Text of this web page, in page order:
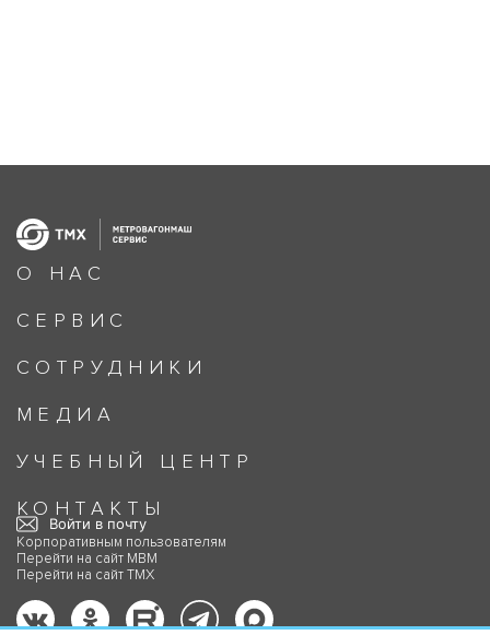
О НАС
СЕРВИС
СОТРУДНИКИ
МЕДИА
УЧЕБНЫЙ ЦЕНТР
КОНТАКТЫ
Перейти на сайт ТМХ
Перейти на сайт МВМ
Корпоративным пользователям
Войти в почту